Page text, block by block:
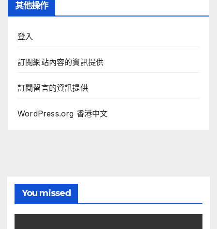
其他操作
登入
訂閱網站內容的資訊提供
訂閱留言的資訊提供
WordPress.org 香港中文
You missed